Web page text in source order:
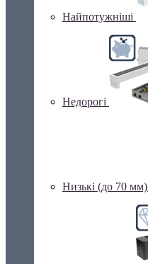
Найпотужніші
Недорогі
Низькі (до 70 мм)